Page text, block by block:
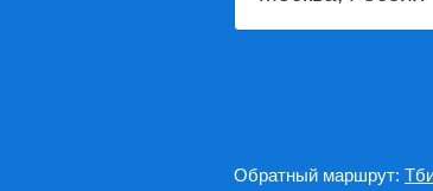
Обратный маршрут: